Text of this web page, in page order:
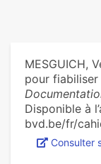
MESGUICH,
pour
Disponible à
bvd.be/fr/
Consulter